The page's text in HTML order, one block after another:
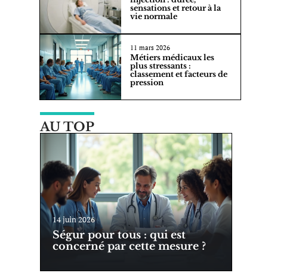
sensations et retour à la
vie normale
11 mars 2026
Métiers médicaux les
plus stressants :
classement et facteurs de
pression
AU TOP
14 juin 2026
Ségur pour tous : qui est
concerné par cette mesure ?